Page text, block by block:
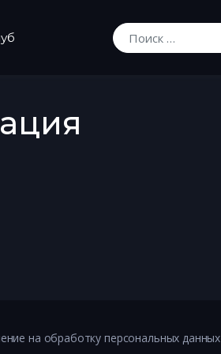
Искать:
на обработку персональных данных